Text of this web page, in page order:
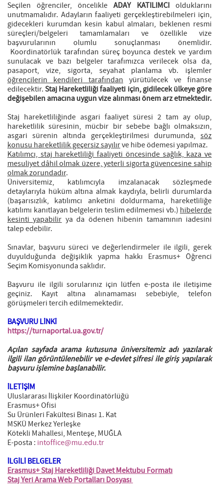
Seçilen öğrenciler, öncelikle ADAY KATILIMCI olduklarını
unutmamalıdır. Adayların faaliyeti gerçekleştirebilmeleri için,
gidecekleri kurumdan kesin kabul almaları, beklenen resmi
süreçleri/belgeleri tamamlamaları ve özellikle vize
başvurularının olumlu sonuçlanması önemlidir.
Koordinatörlük tarafından süreç boyunca destek ve yardım
sunulacak ve bazı belgeler tarafımızca verilecek olsa da,
pasaport, vize, sigorta, seyahat planlama vb. işlemler
öğrencilerin kendileri tarafından yürütülecek ve finanse
edilecektir.Staj Hareketliliği faaliyeti için, gidilecek ülkeye göre
değişebilen amacına uygun vize alınması önem arz etmektedir.
Staj hareketliliğinde asgari faaliyet süresi 2 tam ay olup,
hareketlilik süresinin, mücbir bir sebebe bağlı olmaksızın,
asgari sürenin altında gerçekleştirilmesi durumunda, söz
konusu hareketlilik geçersiz sayılırve hibe ödemesi yapılmaz.
Katılımcı, staj hareketliliği faaliyeti öncesinde sağlık, kaza ve
mesuliyet dâhil olmak üzere, yeterli sigorta güvencesine sahip
olmak zorundadır.
Üniversitemiz, katılımcıyla imzalanacak sözleşmede
detaylarıyla hüküm altına almak kaydıyla, belirli durumlarda
(başarısızlık, katılımcı anketini doldurmama, hareketliliğe
katılımı kanıtlayan belgelerin teslim edilmemesi vb.) hibelerde
kesinti yapabilir ya da ödenen hibenin tamamının iadesini
talep edebilir.
Sınavlar, başvuru süreci ve değerlendirmeler ile ilgili, gerek
duyulduğunda değişiklik yapma hakkı Erasmus+ Öğrenci
Seçim Komisyonunda saklıdır.
Başvuru ile ilgili sorularınız için lütfen e-posta ile iletişime
geçiniz. Kayıt altına alınamaması sebebiyle, telefon
görüşmeleri tercih edilmemektedir.
BAŞVURU LİNKİ
https://turnaportal.ua.gov.tr/
Açılan sayfada arama kutusuna üniversitemiz adı yazılarak
ilgili ilan görüntülenebilir ve e-devlet şifresi ile giriş yapılarak
başvuru işlemine başlanabilir.
İLETİŞİM
Uluslararası İlişkiler Koordinatörlüğü
Erasmus+ Ofisi
Su Ürünleri Fakültesi Binası 1. Kat
MSKÜ Merkez Yerleşke
Kötekli Mahallesi, Menteşe, MUĞLA
E-posta : intoffice@mu.edu.tr
İLGİLİ BELGELER
Erasmus+ Staj Hareketliliği Davet Mektubu Formatı
Staj Yeri Arama Web Portalları Dosyası